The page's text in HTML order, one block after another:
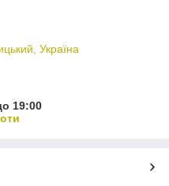
Україна
19:00